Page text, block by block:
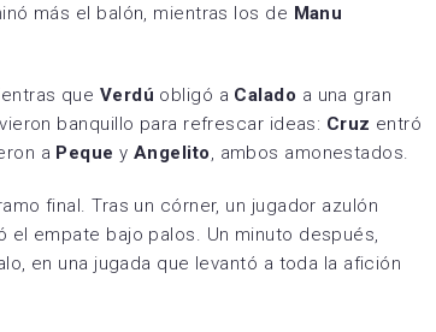
más el balón, mientras los de Manu
que Verdú obligó a Calado a una gran
banquillo para refrescar ideas: Cruz entró
a Peque yAngelito, ambos amonestados.
final. Tras un córner, un jugador azulón
el empate bajo palos. Un minuto después,
en una jugada que levantó a toda la afición